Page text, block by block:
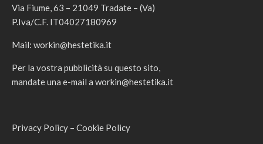
Via Fiume, 63 – 21049 Tradate – (Va)
P.Iva/C.F. IT04027180969
Mail: workin@hestetika.it
Per la vostra pubblicità su questo sito,
mandate una e-mail a workin@hestetika.it
Privacy Policy – Cookie Policy